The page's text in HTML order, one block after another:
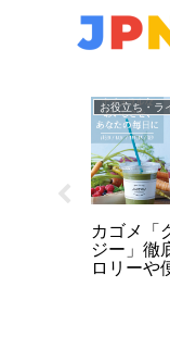
お役立ち・ラ
カゴメ「
ジー」徹
ロリーや